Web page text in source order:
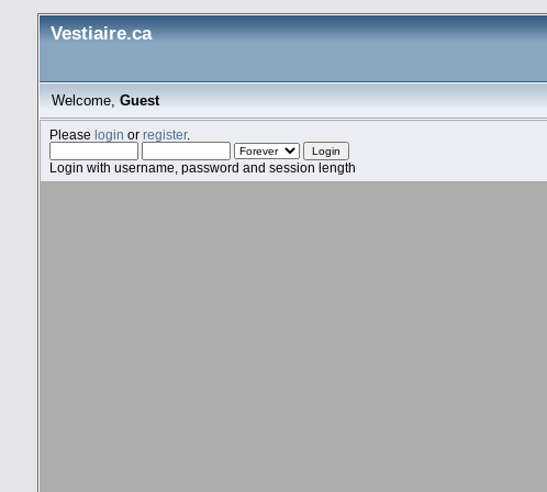
Vestiaire.ca
Welcome,Guest
Please login or register.
Login with username, password and session length